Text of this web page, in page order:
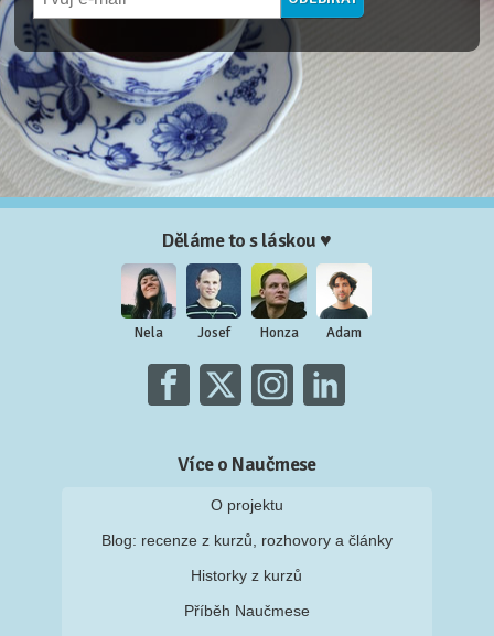
Děláme to s láskou ♥
Nela Josef Honza Adam
Více o Naučmese
O projektu
Blog: recenze z kurzů, rozhovory a články
Historky z kurzů
Příběh Naučmese